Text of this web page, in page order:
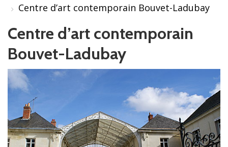
Centre d’art contemporain Bouvet-Ladubay
Centre d’art contemporain
Bouvet-Ladubay